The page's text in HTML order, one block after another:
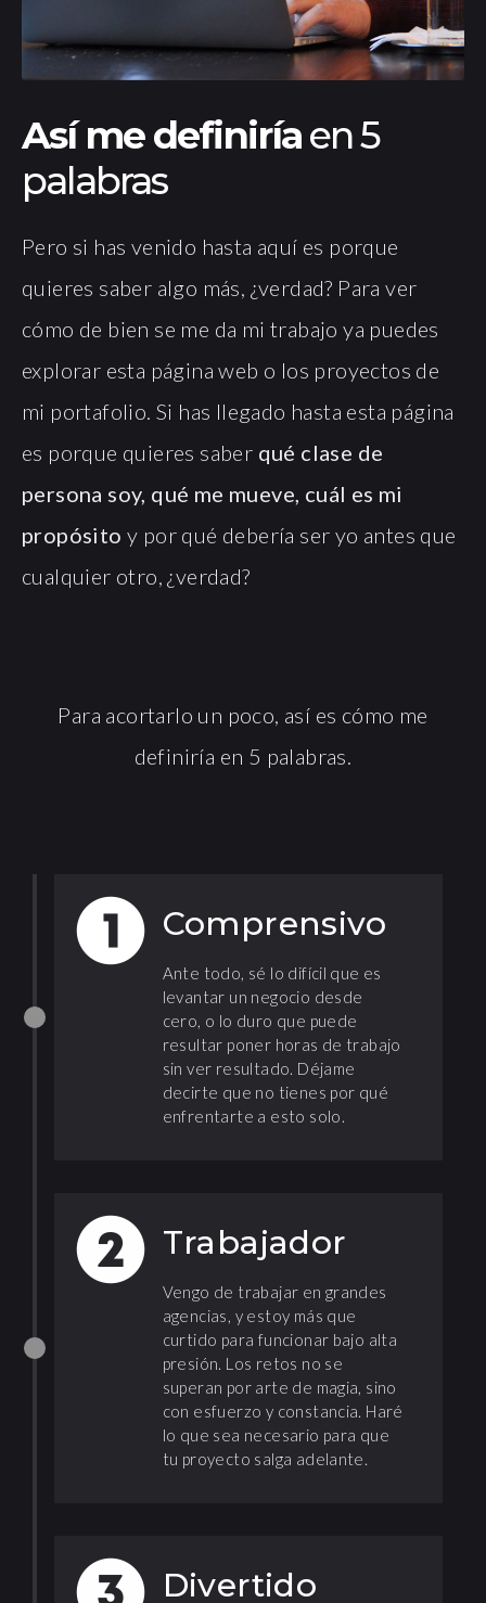
Así me definiríaen 5
palabras
Pero si has venido hasta aquí es porque
quieres saber algo más, ¿verdad? Para ver
cómo de bien se me da mi trabajo ya puedes
explorar esta página web o los proyectos de
mi portafolio. Si has llegado hasta esta página
es porque quieres saber qué clase de
persona soy, qué me mueve, cuál es mi
propósitoy por qué debería ser yo antes que
cualquier otro, ¿verdad?
Para acortarlo un poco, así es cómo me
definiría en 5 palabras.
Comprensivo
Ante todo, sé lo difícil que es
levantar un negocio desde
cero, o lo duro que puede
resultar poner horas de trabajo
sin ver resultado. Déjame
decirte que no tienes por qué
enfrentarte a esto solo.
Trabajador
Vengo de trabajar en grandes
agencias, y estoy más que
curtido para funcionar bajo alta
presión. Los retos no se
superan por arte de magia, sino
con esfuerzo y constancia. Haré
lo que sea necesario para que
tu proyecto salga adelante.
Divertido